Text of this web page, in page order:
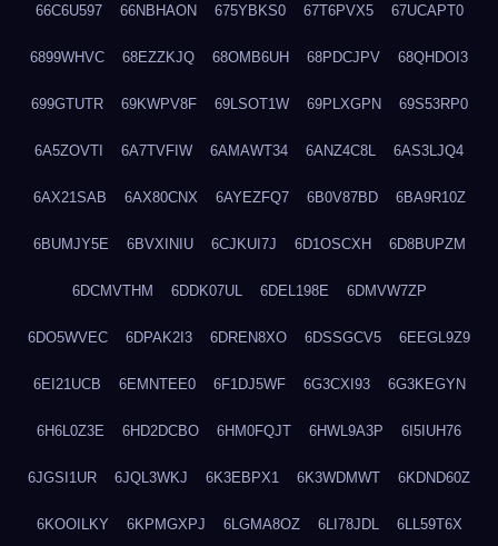
66C6U597 66NBHAON 675YBKS0 67T6PVX5 67UCAPT0
6899WHVC 68EZZKJQ 68OMB6UH 68PDCJPV 68QHDOI3
699GTUTR 69KWPV8F 69LSOT1W 69PLXGPN 69S53RP0
6A5ZOVTI 6A7TVFIW 6AMAWT34 6ANZ4C8L 6AS3LJQ4
6AX21SAB 6AX80CNX 6AYEZFQ7 6B0V87BD 6BA9R10Z
6BUMJY5E 6BVXINIU 6CJKUI7J 6D1OSCXH 6D8BUPZM
6DCMVTHM 6DDK07UL 6DEL198E 6DMVW7ZP
6DO5WVEC 6DPAK2I3 6DREN8XO 6DSSGCV5 6EEGL9Z9
6EI21UCB 6EMNTEE0 6F1DJ5WF 6G3CXI93 6G3KEGYN
6H6L0Z3E 6HD2DCBO 6HM0FQJT 6HWL9A3P 6I5IUH76
6JGSI1UR 6JQL3WKJ 6K3EBPX1 6K3WDMWT 6KDND60Z
6KOOILKY 6KPMGXPJ 6LGMA8OZ 6LI78JDL 6LL59T6X